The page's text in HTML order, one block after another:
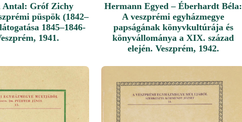
Antal: Gróf Zichy
püspök (1842–
1845–1846-
1941.
Hermann Egyed – Éberhardt Béla:
A veszprémi egyházmegye
papságának könyvkultúrája és
könyvállománya a XIX. század
elején. Veszprém, 1942.